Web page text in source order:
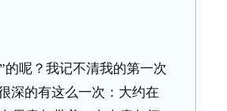
呢？我记不清我的第一次
深的有这么一次：大约在